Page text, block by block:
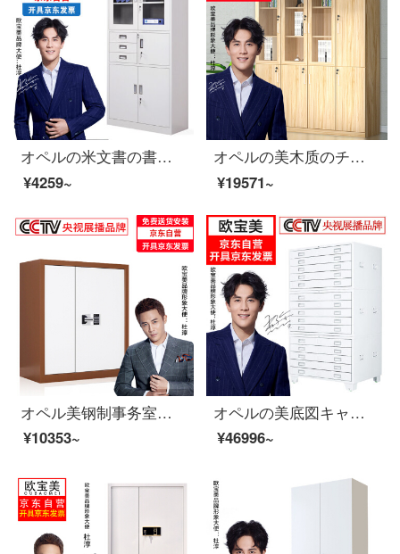
オペルの米文書の書類の執務する証明の箱の鉄の皮の鋼の事務室の財務室の鉄の箱
¥4259~
オペルの美木质のチェーストのファイルキャビネットの床につく式の资料のキャビネットの在库の板式の书棚の现代の简约の金の4つの书棚の1600*400*2000
¥19571~
オペル美钢制事务室チャイスト电子暗号ロックチェスト资料保険箱カレーホワイト
¥10353~
オペルの美底図キャビネットの地図キャビネットの書類のキャビネットの工事の図面のキャビネットの菲林のキャビネットの0番の底図のキャビネットの図面の専用のキャビネットの3節
¥46996~